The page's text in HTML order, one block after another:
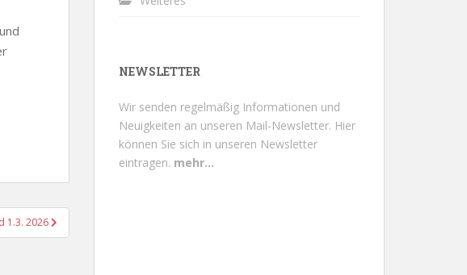
1.3. 2026
NEWSLETTER
Wir senden regelmäßig Informationen und
Neuigkeiten an unseren Mail-Newsletter. Hier
können Sie sich in unseren Newsletter
eintragen. mehr...